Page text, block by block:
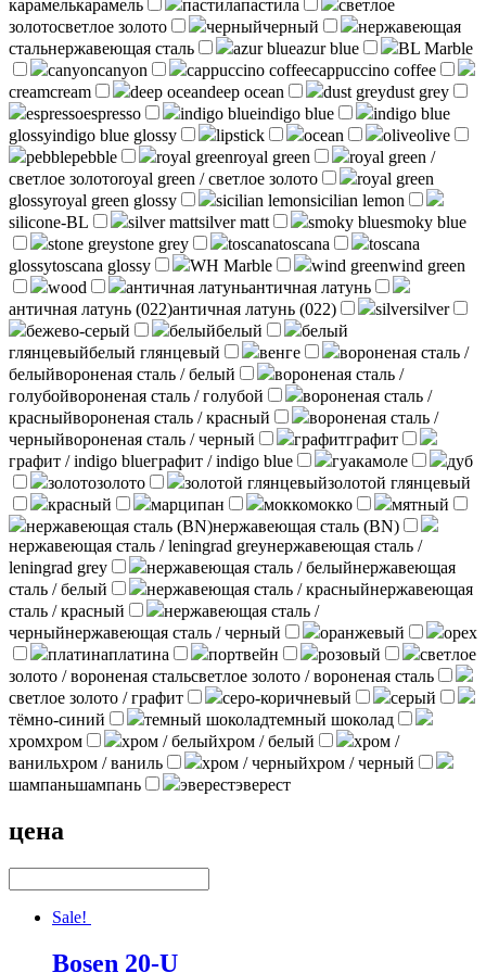
карамелькарамель пастилапастила
светлое
золотосветлое золото черныйчерный
нержавеющая
стальнержавеющая сталь azur blueazur blue
BL Marble
canyoncanyon cappuccino coffeecappuccino coffee
creamcream deep oceandeep ocean dust greydust grey
espressoespresso indigo blueindigo blue
indigo blue
glossyindigo blue glossy lipstick ocean oliveolive
pebblepebble royal greenroyal green
royal green /
светлое золотоroyal green / светлое золото
royal green
glossyroyal green glossy sicilian lemonsicilian lemon
silicone-BL
silver mattsilver matt smoky bluesmoky blue
stone greystone grey toscanatoscana
toscana
glossytoscana glossy WH Marble wind greenwind green
wood
античная латуньантичная латунь
античная латунь (022)античная латунь (022) silversilver
бежево-серый
белыйбелый
белый
глянцевыйбелый глянцевый венге
вороненая сталь /
белыйвороненая сталь / белый
вороненая сталь /
голубойвороненая сталь / голубой
вороненая сталь /
красныйвороненая сталь / красный
вороненая сталь /
черныйвороненая сталь / черный графитграфит
графит / indigo blueграфит / indigo blue гуакамоле
дуб
золотозолото золотой глянцевыйзолотой глянцевый
красный
марципан моккомокко
мятный
нержавеющая сталь (BN)нержавеющая сталь (BN)
нержавеющая сталь / leningrad greyнержавеющая сталь /
leningrad grey
нержавеющая сталь / белыйнержавеющая
сталь / белый
нержавеющая сталь / красныйнержавеющая
сталь / красный
нержавеющая сталь /
черныйнержавеющая сталь / черный оранжевый
орех
платинаплатина портвейн розовый
светлое
золото / вороненая стальсветлое золото / вороненая сталь
светлое золото / графит
серо-коричневый
серый
тёмно-синий
темный шоколадтемный шоколад
хромхром хром / белыйхром / белый
хром /
ванильхром / ваниль хром / черныйхром / черный
шампаньшампань эверестэверест
цена
Sale!
Bosen 20-U